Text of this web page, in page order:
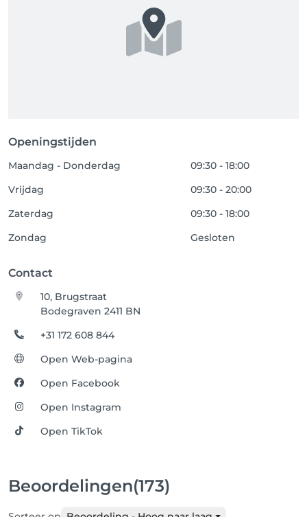
Openingstijden
Maandag - Donderdag
09:30 - 18:00
Vrijdag
09:30 - 20:00
Zaterdag
09:30 - 18:00
Zondag
Gesloten
Contact
10, Brugstraat
Bodegraven 2411 BN
+31 172 608 844
Open Web-pagina
Open Facebook
Open Instagram
Open TikTok
Beoordelingen(173)